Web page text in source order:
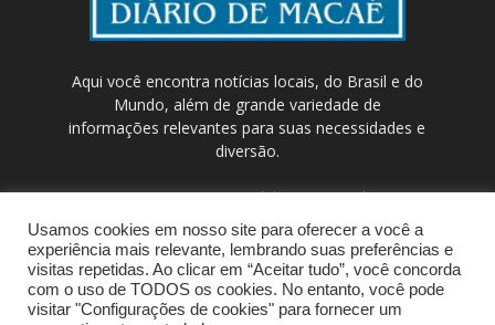
Aqui você encontra notícias locais, do Brasil e do
Mundo, além de grande variedade de
informações relevantes para suas necessidades e
diversão.
Contato:contato@odebateon.com.br /
comercia@odebateon.com.br
Usamos cookies em nosso site para oferecer a você a
experiência mais relevante, lembrando suas preferências e
visitas repetidas. Ao clicar em “Aceitar tudo”, você concorda
com o uso de TODOS os cookies. No entanto, você pode
visitar "Configurações de cookies" para fornecer um